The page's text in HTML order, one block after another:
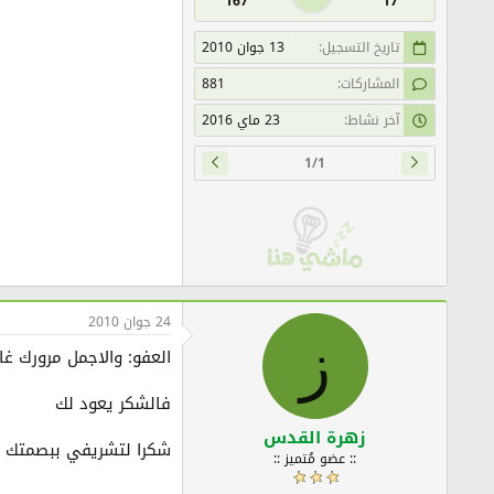
تاريخ التسجيل
13 جوان 2010
المشاركات
881
آخر نشاط
23 ماي 2016
1/1
ز
زهرة القدس
:: عضو مُتميز ::
24 جوان 2010
العفو: والاجمل مرورك
فالشكر يعود لك
شكرا لتشريفي ببصمتك